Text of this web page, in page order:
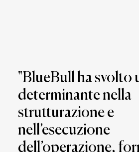
"BlueBull ha svolto
determinante nella
strutturazione e
nell’esecuzione
dell’operazione,